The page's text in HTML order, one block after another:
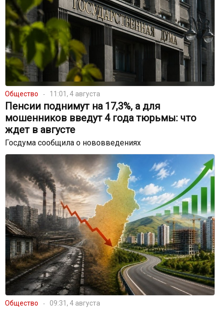
Общество 11:01, 4 августа
Пенсии поднимут на 17,3%, а для
мошенников введут 4 года тюрьмы: что
ждет в августе
Госдума сообщила о нововведениях
Общество 09:31, 4 августа